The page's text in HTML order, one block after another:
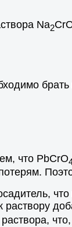
Na2
что PbCrO
раствору